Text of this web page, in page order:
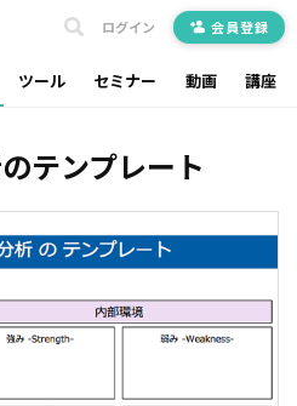
ツール セミナー 動画 講座
ログイン 会員登録
テンプレート